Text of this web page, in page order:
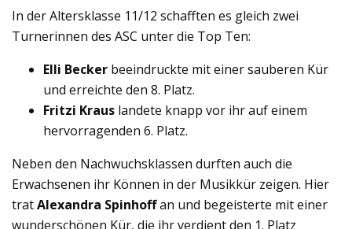
In der Altersklasse 11/12 schafften es gleich zwei
Turnerinnen des ASC unter die Top Ten:
Elli Becker beeindruckte mit einer sauberen Kür
und erreichte den 8. Platz.
Fritzi Kraus landete knapp vor ihr auf einem
hervorragenden 6. Platz.
Neben den Nachwuchsklassen durften auch die
Erwachsenen ihr Können in der Musikkür zeigen. Hier
tratAlexandra Spinhoffan und begeisterte mit einer
wunderschönen Kür, die ihr verdient den 1. Platz